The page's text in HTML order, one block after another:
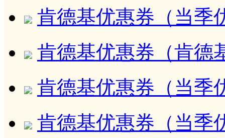
肯德基优惠券（当季
肯德基优惠券（肯德
肯德基优惠券（当季
肯德基优惠券（当季